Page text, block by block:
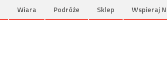
Wiara Podróże Sklep Wspieraj